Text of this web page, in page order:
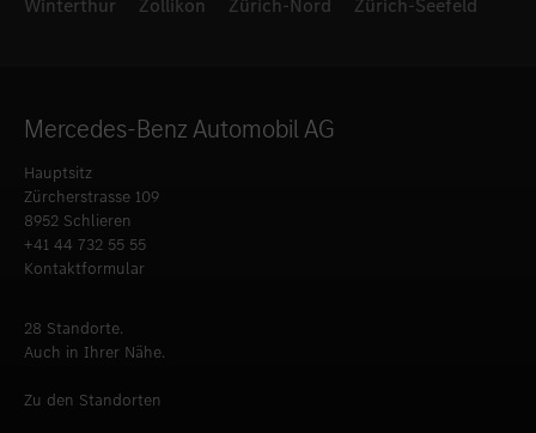
Winterthur
Zollikon Zürich-Nord Zürich-Seefeld
Mercedes-Benz Automobil AG
Hauptsitz
Zürcherstrasse 109
8952 Schlieren
+41 44 732 55 55
Kontaktformular
28 Standorte.
Auch in Ihrer Nähe.
Zu den Standorten